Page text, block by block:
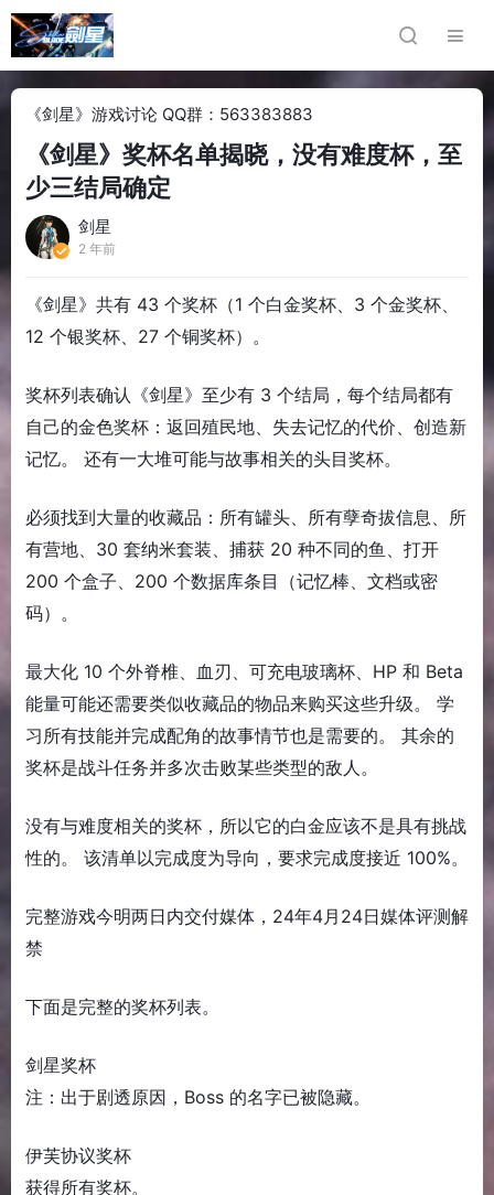
《剑星》游戏讨论 QQ群：563383883
《剑星》奖杯名单揭晓，没有难度杯，至
少三结局确定
剑星
2 年前
《剑星》共有 43 个奖杯（1 个白金奖杯、3 个金奖杯、
12 个银奖杯、27 个铜奖杯）。
奖杯列表确认《剑星》至少有 3 个结局，每个结局都有
自己的金色奖杯：返回殖民地、失去记忆的代价、创造新
记忆。 还有一大堆可能与故事相关的头目奖杯。
必须找到大量的收藏品：所有罐头、所有孽奇拔信息、所
有营地、30 套纳米套装、捕获 20 种不同的鱼、打开
200 个盒子、200 个数据库条目（记忆棒、文档或密
码）。
最大化 10 个外脊椎、血刃、可充电玻璃杯、HP 和 Beta
能量可能还需要类似收藏品的物品来购买这些升级。 学
习所有技能并完成配角的故事情节也是需要的。 其余的
奖杯是战斗任务并多次击败某些类型的敌人。
没有与难度相关的奖杯，所以它的白金应该不是具有挑战
性的。 该清单以完成度为导向，要求完成度接近 100%。
完整游戏今明两日内交付媒体，24年4月24日媒体评测解
禁
下面是完整的奖杯列表。
剑星奖杯
注：出于剧透原因，Boss 的名字已被隐藏。
伊芙协议奖杯
获得所有奖杯。